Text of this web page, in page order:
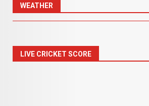
WEATHER
LIVE CRICKET SCORE